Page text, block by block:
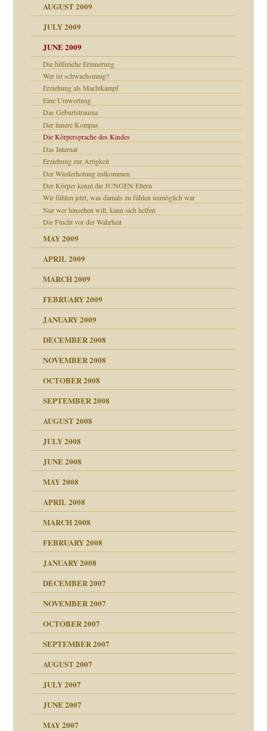
AUGUST 2009
JULY 2009
JUNE 2009
Die hilfreiche Erinnerung
Wer ist schwachsinnig?
Erziehung als Machtkampf
Eine Umwertung
Das Geburtstrauma
Der innere Kompas
Die Körpersprache des Kindes
Das Internat
Erziehung zur Artigkeit
Der Wiederholung entkommen
Der Körper kennt die JUNGEN Eltern
Wir fühlen jetzt, was damals zu fühlen unmöglich war
Nur wer hinsehen will, kann sich helfen
Die Flucht vor der Wahrheit
MAY 2009
APRIL 2009
MARCH 2009
FEBRUARY 2009
JANUARY 2009
DECEMBER 2008
NOVEMBER 2008
OCTOBER 2008
SEPTEMBER 2008
AUGUST 2008
JULY 2008
Juni 2008
JUNE 2008
und Staat
MAY 2008
APRIL 2008
MARCH 2008
FEBRUARY 2008
in meiner
JANUARY 2008
DECEMBER 2007
NOVEMBER 2007
OCTOBER 2007
SEPTEMBER 2007
AUGUST 2007
JULY 2007
JUNE 2007
MAY 2007